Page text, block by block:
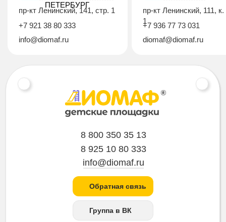
ПЕТЕРБУРГ
пр-кт Ленинский, 141, стр. 1
+7 921 38 80 333
info@diomaf.ru
пр-кт Ленинский, 111, к.
1
+7 936 77 73 031
diomaf@diomaf.ru
8 800 350 35 13
8 925 10 80 333
info@diomaf.ru
Обратная связь
Группа в ВК